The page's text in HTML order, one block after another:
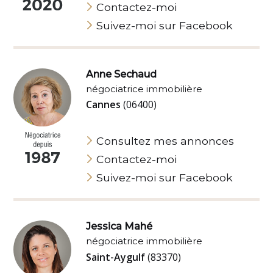
Contactez-moi
Suivez-moi sur Facebook
Anne Sechaud
négociatrice immobilière
Cannes(06400)
Consultez mes annonces
Contactez-moi
Suivez-moi sur Facebook
Jessica Mahé
négociatrice immobilière
Saint-Aygulf(83370)